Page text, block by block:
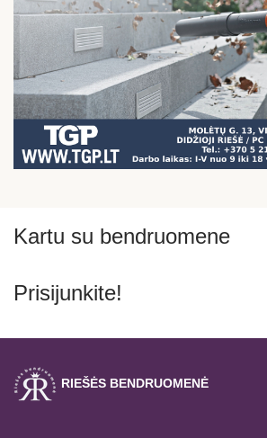
Kartu su bendruomene
Prisijunkite!
RIEŠĖS BENDRUOMENĖ